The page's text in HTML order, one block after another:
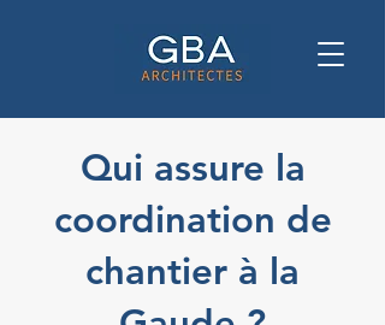
Qui assure la
coordination de
chantier à la